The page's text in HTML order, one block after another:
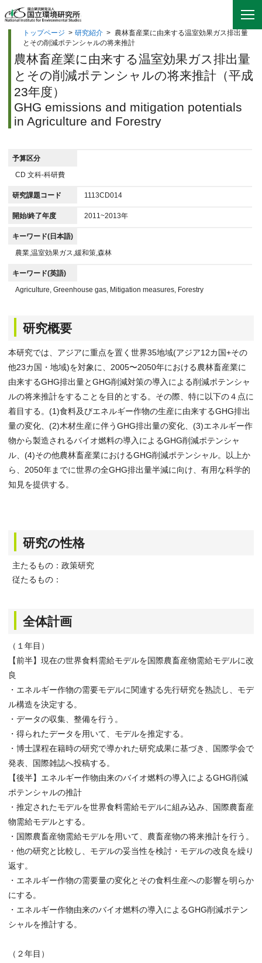
トップページ > 研究紹介 > 農林畜産業に由来する温室効果ガス排出量
とその削減ポテンシャルの将来推計
農林畜産業に由来する温室効果ガス排出量
とその削減ポテンシャルの将来推計（平成
23年度）
GHG emissions and mitigation potentials
in Agriculture and Forestry
予算区分
CD 文科-科研費
研究課題コード 1113CD014
開始/終了年度 2011~2013年
キーワード(日本語)
農業,温室効果ガス,緩和策,森林
キーワード(英語)
Agriculture, Greenhouse gas, Mitigation measures, Forestry
研究概要
本研究では、アジアに重点を置く世界35地域(アジア12カ国+その
他23カ国・地域)を対象に、2005〜2050年における農林畜産業に
由来するGHG排出量とGHG削減対策の導入による削減ポテンシャ
ルの将来推計をすることを目的とする。その際、特に以下の４点に
着目する。(1)食料及びエネルギー作物の生産に由来するGHG排出
量の変化、(2)木材生産に伴うGHG排出量の変化、(3)エネルギー作
物から製造されるバイオ燃料の導入によるGHG削減ポテンシャ
ル、(4)その他農林畜産業におけるGHG削減ポテンシャル。以上か
ら、2050年までに世界の全GHG排出量半減に向け、有用な科学的
知見を提供する。
研究の性格
主たるもの：政策研究
従たるもの：
全体計画
（１年目）
【前半】現在の世界食料需給モデルを国際農畜産物需給モデルに改
良
・エネルギー作物の需要モデルに関連する先行研究を熟読し、モデ
ル構造を決定する。
・データの収集、整備を行う。
・得られたデータを用いて、モデルを推定する。
・博士課程在籍時の研究で導かれた研究成果に基づき、国際学会で
発表、国際雑誌へ投稿する。
【後半】エネルギー作物由来のバイオ燃料の導入によるGHG削減
ポテンシャルの推計
・推定されたモデルを世界食料需給モデルに組み込み、国際農畜産
物需給モデルとする。
・国際農畜産物需給モデルを用いて、農畜産物の将来推計を行う。
・他の研究と比較し、モデルの妥当性を検討・モデルの改良を繰り
返す。
・エネルギー作物の需要量の変化とその食料生産への影響を明らか
にする。
・エネルギー作物由来のバイオ燃料の導入によるGHG削減ポテン
シャルを推計する。
（２年目）